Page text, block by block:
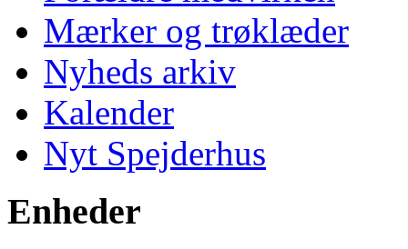
Mærker og trøklæder
Nyheds arkiv
Kalender
Nyt Spejderhus
Enheder